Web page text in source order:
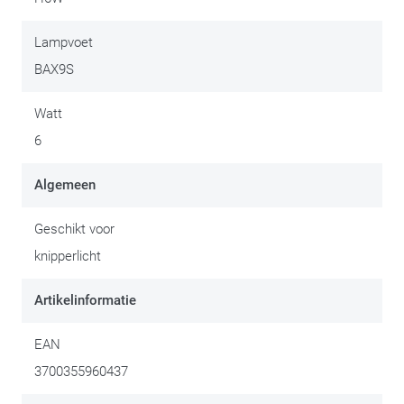
Lampvoet
BAX9S
Watt
6
Algemeen
Geschikt voor
knipperlicht
Artikelinformatie
EAN
3700355960437